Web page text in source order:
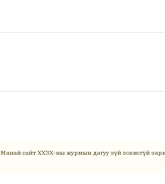
сайт ХХЗХ-ны журмын дагуу зүй зохисгүй